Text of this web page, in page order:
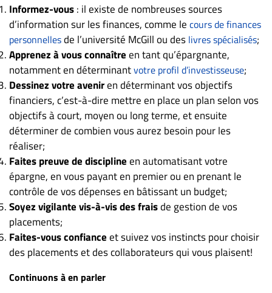
Informez-vous: il existe de nombreuses sources
d’information sur les finances, comme le cours de finances
personnellesde l’université McGill ou des livres spécialisés;
Apprenez à vous connaîtreen tant qu’épargnante,
notamment en déterminantvotre profil d’investisseuse;
Dessinez votre aveniren déterminant vos objectifs
financiers, c’est-à-dire mettre en place un plan selon vos
objectifs à court, moyen ou long terme, et ensuite
déterminer de combien vous aurez besoin pour les
réaliser;
Faites preuve de disciplineen automatisant votre
épargne, en vous payant en premier ou en prenant le
contrôle de vos dépenses en bâtissant un budget;
Soyez vigilante vis-à-vis des fraisde gestion de vos
placements;
Faites-vous confianceet suivez vos instincts pour choisir
des placements et des collaborateurs qui vous plaisent!
Continuons à en parler